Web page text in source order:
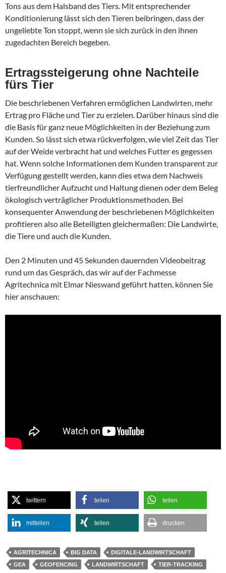
Tons aus dem Halsband des Tiers. Mit entsprechender
Konditionierung lässt sich den Tieren beibringen, dass der
ungeliebte Ton stoppt, wenn sie sich zurück in den ihnen
zugedachten Bereich begeben.
Ertragssteigerung ohne Nachteile
fürs Tier
Die beschriebenen Verfahren ermöglichen Landwirten, mehr
Ertrag pro Fläche und Tier zu erzielen. Darüber hinaus sind die
die Basis für ganz neue Möglichkeiten in der Beziehung zum
Kunden. So lässt sich etwa rückverfolgen, wie viel Zeit das Tier
auf der Weide verbracht hat und welches Futter es gegessen
hat. Wenn solche Informationen dem Kunden transparent zur
Verfügung gestellt werden, kann dies etwa dem Nachweis
tierfreundlicher Aufzucht und Haltung dienen oder dem Beleg
ökologisch verträglicher Produktionsmethoden. Bei
konsequenter Anwendung der beschriebenen Möglichkeiten
profitieren also alle Beteiligten gleichermaßen: Die Landwirte,
die Tiere und auch die Kunden.
Den 2 Minuten und 45 Sekunden dauernden Videobeitrag
rund um das Gespräch, das wir auf der Fachmesse
Agritechnica mit Elmar Nieswand geführt hatten, können Sie
hier anschauen:
twittern teilen teilen
mitteilen teilen drucken
AGRITECHNICA BIG DATA
DIGITALE-LANDWIRTSCHAFT
GEA
GEOFENCING LANDWIRTSCHAFT TIER-TRACKING